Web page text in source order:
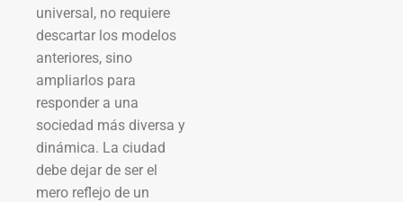
universal, no requiere
descartar los modelos
anteriores, sino
ampliarlos para
responder a una
sociedad más diversa y
dinámica. La ciudad
debe dejar de ser el
mero reflejo de un